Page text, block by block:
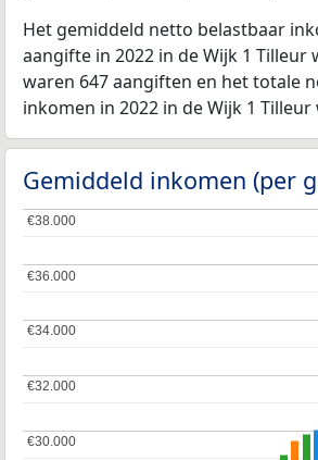
Het gemiddeld netto belastbaar
aangifte in 2022 in de Wijk 1 Tilleur
waren 647 aangiften en het totale
inkomen in 2022 in de Wijk 1 Tilleur
Gemiddeld inkomen (per
€30.000
€30.000
€32.000
€32.000
€34.000
€34.000
€36.000
€36.000
€38.000
€38.000